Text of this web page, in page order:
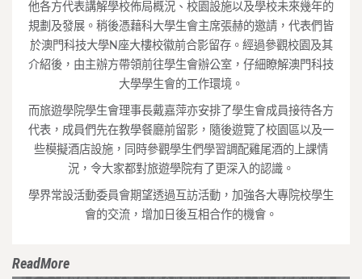
他各方代表講解學校佈局概況、校園設施以及學校未來幾年的
規劃及發展。稍後憑藉科大學生會主席張赫的邀請，代表們皆
於澳門科技大學N座大樓校徽前合影留存。經過參觀校園及其
介紹後，由主辦方帶領前往學生會辦公室，仔細瞭解澳門科技
大學學生會的工作環境。
而旅遊學院學生會理事長戴嘉萍亦安排了學生會成員接待各方
代表，成員們先在教學餐廳前留影，隨後遊覽了校園區以及一
些模擬酒店設施，同時參觀學生們學習調配雞尾酒的上課情
況，令大家都對旅遊學院有了更深入的認識。
學界常設活動委員會期望透過互訪活動，加強各大專院校學生
會的交流，增加日後互相合作的機會。
ReadMore